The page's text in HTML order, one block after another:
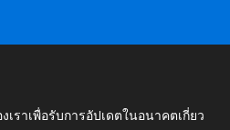
ราเพื่อรับการอัปเดตในอนาคตเกี่ยว